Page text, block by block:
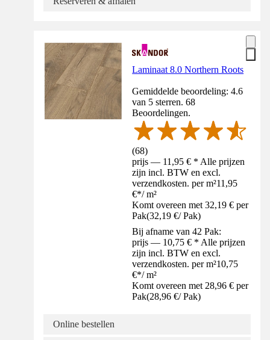
Laminaat 8.0 Northern Roots
Gemiddelde beoordeling: 4.6
van 5 sterren. 68
Beoordelingen.
(68)
prijs — 11,95 € * Alle prijzen
zijn incl. BTW en excl.
verzendkosten. per m²11,95
€*/ m²
Komt overeen met 32,19 € per
Pak(32,19 €/ Pak)
Bij afname van 42 Pak:
prijs — 10,75 € * Alle prijzen
zijn incl. BTW en excl.
verzendkosten. per m²10,75
€*/ m²
Komt overeen met 28,96 € per
Pak(28,96 €/ Pak)
Online bestellen